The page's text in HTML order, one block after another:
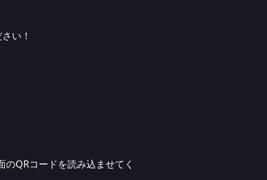
い！
QRコードを読み込ませてく